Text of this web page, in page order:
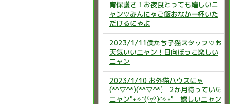
育保護さ！お夜食とっても嬉しいニ
ャン♡みんにゃご飯おなか一杯いた
だけるにゃよ
2023/1/11僕たち子猫スタッフ♡お
天気いいニャン！日向ぼっこ楽しい
ニャン
2023/1/10 お外猫ハウスにゃ
(*^▽^*)(*^▽^*) 2か月待っていた
ニャン°˖✧◝(⁰▿⁰)◜✧˖° 嬉しいニャン